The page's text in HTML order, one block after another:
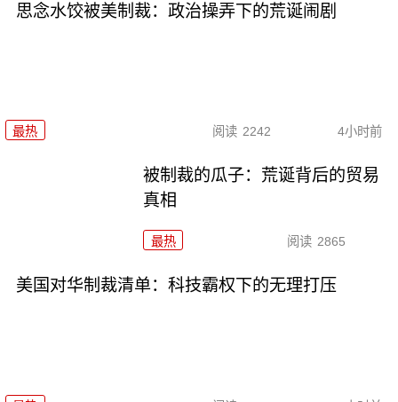
思念水饺被美制裁：政治操弄下的荒诞闹剧
最热 阅读 2242 4小时前
被制裁的瓜子：荒诞背后的贸易
真相
最热 阅读 2865
美国对华制裁清单：科技霸权下的无理打压